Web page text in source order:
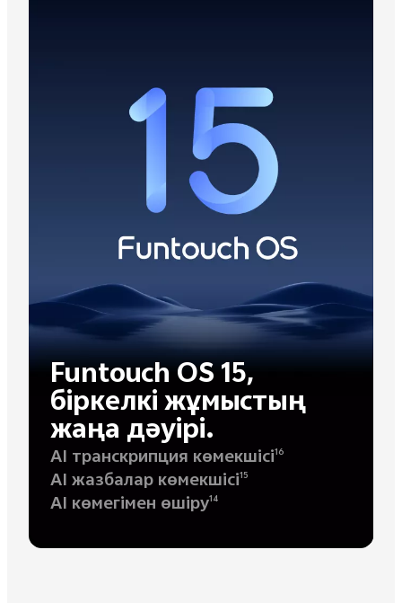
Funtouch OS 15,
біркелкі жұмыстың
жаңа дәуірі.
AI транскрипция көмекшісі16
AI жазбалар көмекшісі15
AI көмегімен өшіру14